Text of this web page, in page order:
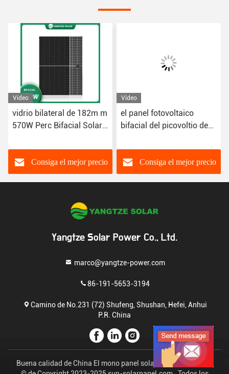
Vídeo
vidrio bilateral de 182m m
570W Perc Bifacial Solar
Consiga el mejor precio
Vídeo
el panel fotovoltaico
bifacial del picovoltio de
aumentó el poder
adicional del 30%
Consiga el mejor precio
Yangtze Solar Power Co., Ltd.
marco@yangtze-power.com
86-191-5653-3194
Camino de No.231 (72) Shufeng, Shushan, Hefei, Anhui
P.R. China
Buena calidad de China El mono panel solar facial Proveedor.